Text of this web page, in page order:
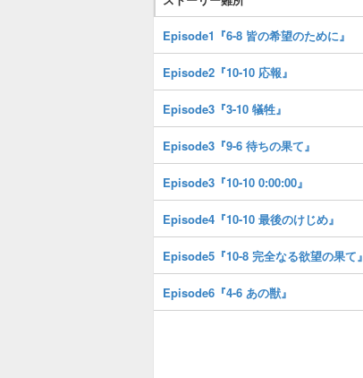
Episode1『6-8 皆の希望のために』
Episode2『10-10 応報』
Episode3『3-10 犠牲』
Episode3『9-6 待ちの果て』
Episode3『10-10 0:00:00』
Episode4『10-10 最後のけじめ』
Episode5『10-8 完全なる欲望の果て』
Episode6『4-6 あの獣』